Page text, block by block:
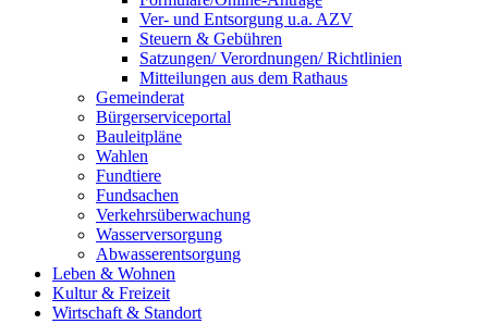
Ver- und Entsorgung u.a. AZV
Steuern & Gebühren
Satzungen/ Verordnungen/ Richtlinien
Mitteilungen aus dem Rathaus
Gemeinderat
Bürgerserviceportal
Bauleitpläne
Wahlen
Fundtiere
Fundsachen
Verkehrsüberwachung
Wasserversorgung
Abwasserentsorgung
Leben & Wohnen
Kultur & Freizeit
Wirtschaft & Standort